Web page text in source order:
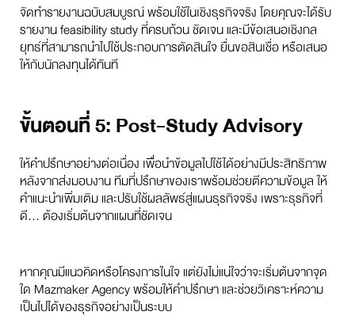
จัดทำรายงานฉบับสมบูรณ์ พร้อมใช้ในเชิงธุรกิจจริง โดยคุณจะได้รับ
รายงาน feasibility study ที่ครบถ้วน ชัดเจน และมีข้อเสนอเชิงกล
ยุทธ์ที่สามารถนำไปใช้ประกอบการตัดสินใจ ยื่นขอสินเชื่อ หรือเสนอ
ให้กับนักลงทุนได้ทันที
ขั้นตอนที่ 5: Post-Study Advisory
ให้คำปรึกษาอย่างต่อเนื่อง เพื่อนำข้อมูลไปใช้ได้อย่างมีประสิทธิภาพ
หลังจากส่งมอบงาน ทีมที่ปรึกษาของเราพร้อมช่วยตีความข้อมูล ให้
คำแนะนำเพิ่มเติม และปรับใช้ผลลัพธ์สู่แผนธุรกิจจริง เพราะธุรกิจที่
ดี… ต้องเริ่มต้นจากแผนที่ชัดเจน
หากคุณมีแนวคิดหรือโครงการในใจ แต่ยังไม่แน่ใจว่าจะเริ่มต้นจากจุด
ใด Mazmaker Agency พร้อมให้คำปรึกษา และช่วยวิเคราะห์ความ
เป็นไปได้ของธุรกิจอย่างเป็นระบบ